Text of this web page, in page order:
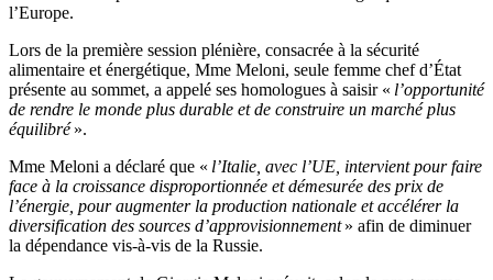
l’Europe.
Lors de la première session plénière, consacrée à la sécurité
alimentaire et énergétique, Mme Meloni, seule femme chef d’État
présente au sommet, a appelé ses homologues à saisir « l’opportunité
de rendre le monde plus durable et de construire un marché plus
équilibré».
Mme Meloni a déclaré que « l’Italie, avec l’UE, intervient pour faire
face à la croissance disproportionnée et démesurée des prix de
l’énergie, pour augmenter la production nationale et accélérer la
diversification des sources d’approvisionnement» afin de diminuer
la dépendance vis-à-vis de la Russie.